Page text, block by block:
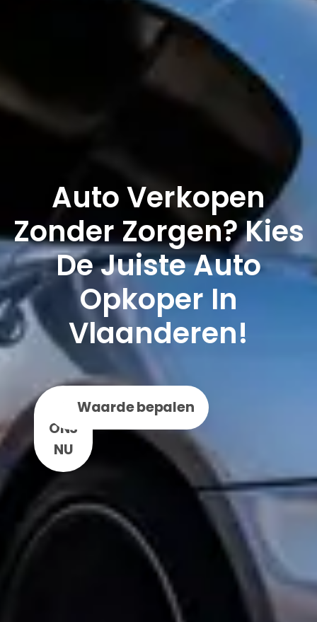
Auto Verkopen
Zonder Zorgen? Kies
De Juiste Auto
Opkoper In
Vlaanderen!
ONS
NU
WhatsApp
Waarde bepalen